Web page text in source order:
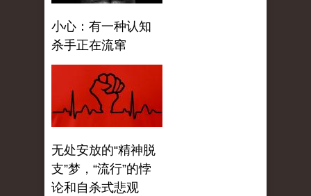
小心：有一种认知
杀手正在流窜
无处安放的“精神脱
支”梦，“流行”的悖
论和自杀式悲观